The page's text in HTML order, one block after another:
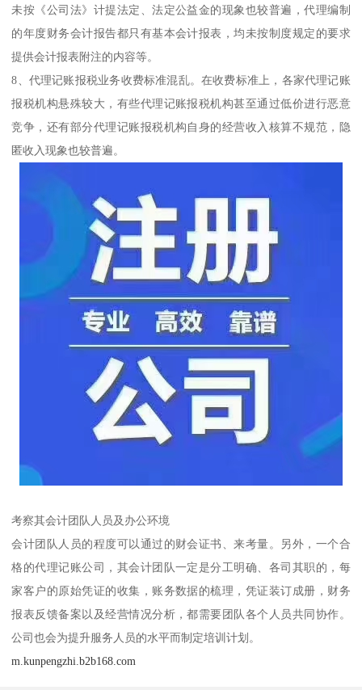
未按《公司法》计提法定、法定公益金的现象也较普遍，代理编制
的年度财务会计报告都只有基本会计报表，均未按制度规定的要求
提供会计报表附注的内容等。
8、代理记账报税业务收费标准混乱。在收费标准上，各家代理记账
报税机构悬殊较大，有些代理记账报税机构甚至通过低价进行恶意
竞争，还有部分代理记账报税机构自身的经营收入核算不规范，隐
匿收入现象也较普遍。
考察其会计团队人员及办公环境
会计团队人员的程度可以通过的财会证书、来考量。另外，一个合
格的代理记账公司，其会计团队一定是分工明确、各司其职的，每
家客户的原始凭证的收集，账务数据的梳理，凭证装订成册，财务
报表反馈备案以及经营情况分析，都需要团队各个人员共同协作。
公司也会为提升服务人员的水平而制定培训计划。
m.kunpengzhi.b2b168.com